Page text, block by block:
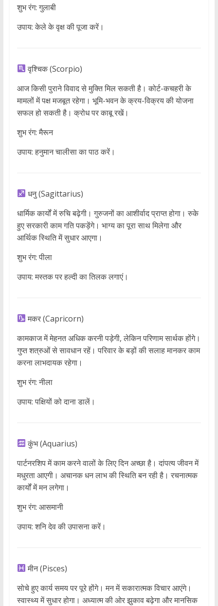
शुभ रंग: गुलाबी
उपाय: केले के वृक्ष की पूजा करें।
वृश्चिक (Scorpio)
आज किसी पुराने विवाद से मुक्ति मिल सकती है। कोर्ट-कचहरी के
मामलों में पक्ष मजबूत रहेगा। भूमि-भवन के क्रय-विक्रय की योजना
सफल हो सकती है। क्रोध पर काबू रखें।
शुभ रंग: मैरून
उपाय: हनुमान चालीसा का पाठ करें।
धनु (Sagittarius)
धार्मिक कार्यों में रुचि बढ़ेगी। गुरुजनों का आशीर्वाद प्राप्त होगा। रुके
हुए सरकारी काम गति पकड़ेंगे। भाग्य का पूरा साथ मिलेगा और
आर्थिक स्थिति में सुधार आएगा।
शुभ रंग: पीला
उपाय: मस्तक पर हल्दी का तिलक लगाएं।
मकर (Capricorn)
कामकाज में मेहनत अधिक करनी पड़ेगी, लेकिन परिणाम सार्थक होंगे।
गुप्त शत्रुओं से सावधान रहें। परिवार के बड़ों की सलाह मानकर काम
करना लाभदायक रहेगा।
शुभ रंग: नीला
उपाय: पक्षियों को दाना डालें।
कुंभ (Aquarius)
पार्टनरशिप में काम करने वालों के लिए दिन अच्छा है। दांपत्य जीवन में
मधुरता आएगी। अचानक धन लाभ की स्थिति बन रही है। रचनात्मक
कार्यों में मन लगेगा।
शुभ रंग: आसमानी
उपाय: शनि देव की उपासना करें।
मीन (Pisces)
सोचे हुए कार्य समय पर पूरे होंगे। मन में सकारात्मक विचार आएंगे।
स्वास्थ्य में सुधार होगा। अध्यात्म की ओर झुकाव बढ़ेगा और मानसिक